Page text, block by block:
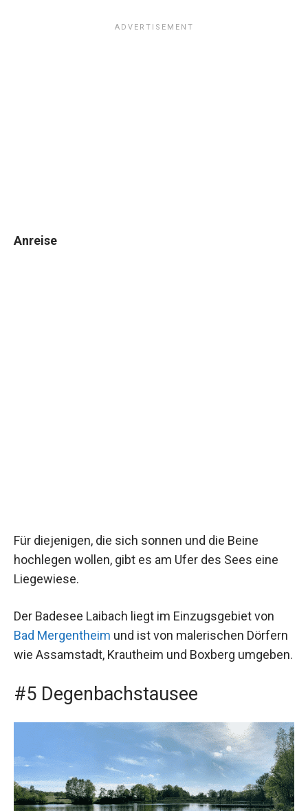
Anreise
Für diejenigen, die sich sonnen und die Beine
hochlegen wollen, gibt es am Ufer des Sees eine
Liegewiese.
Der Badesee Laibach liegt im Einzugsgebiet von
Bad Mergentheim und ist von malerischen Dörfern
wie Assamstadt, Krautheim und Boxberg umgeben.
#5 Degenbachstausee